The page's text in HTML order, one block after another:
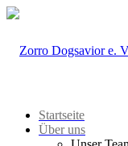
Startseite
Über uns